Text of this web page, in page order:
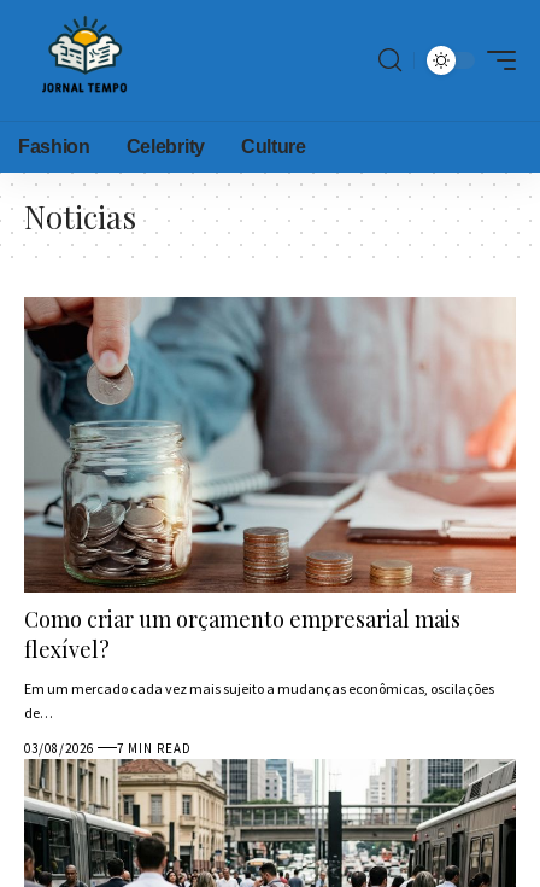
Fashion Celebrity Culture
Noticias
Como criar um orçamento empresarial mais
flexível?
Em um mercado cada vez mais sujeito a mudanças econômicas, oscilações
de…
03/08/2026 7 MIN READ